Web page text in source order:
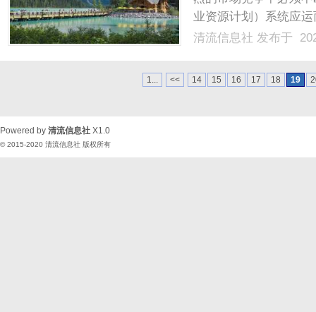
业资源计划）系统应
它不仅帮助商家实现
个销售渠道的订单，
清流信息社 发布于
1... << 14 15 16 17 18 19
Powered by 清流信息社 X1.0
© 2015-2020 清流信息社 版权所有